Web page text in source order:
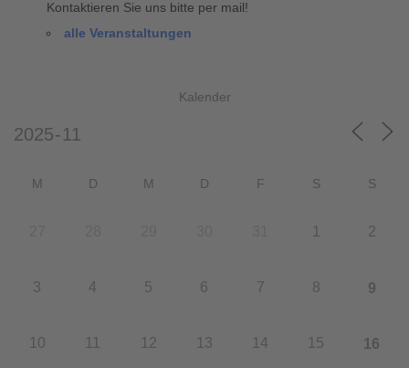
Kontaktieren Sie uns bitte per mail!
alle Veranstaltungen
Kalender
M D M D F S S
1 2
3 4 5 6 7 8 9
10 11 12 13 14 15 16